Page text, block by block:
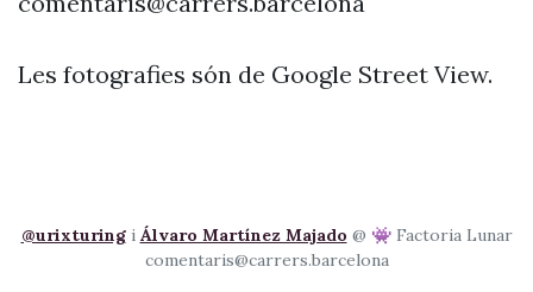
Les fotografies són de Google Street View.
@urixturingi Álvaro Martínez Majado @ 👾 Factoria Lunar
comentaris@carrers.barcelona